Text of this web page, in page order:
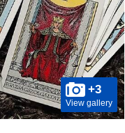
+3
View gallery